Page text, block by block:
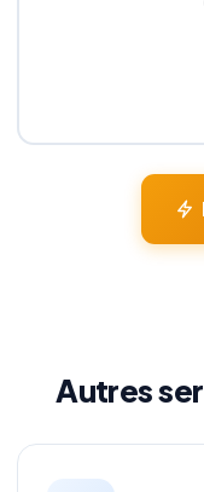
Autres